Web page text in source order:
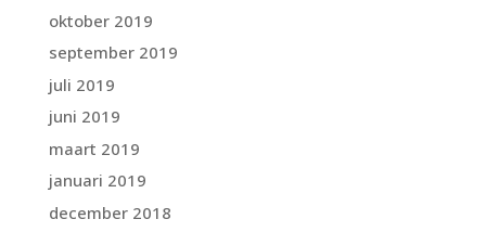
oktober 2019
september 2019
juli 2019
juni 2019
maart 2019
januari 2019
december 2018